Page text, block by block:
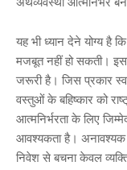
यह भी ध्यान देने योग्य है
मजबूत नहीं हो सकती।
जरूरी है। जिस प्रकार
वस्तुओं के बहिष्कार को
आत्मनिर्भरता के लिए
आवश्यकता है। अनावश्यक
निवेश से बचना केवल